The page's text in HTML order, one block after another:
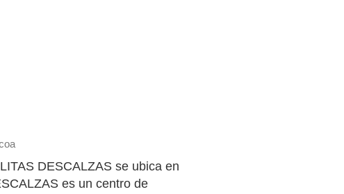
DESCALZAS se ubica en
es un centro de